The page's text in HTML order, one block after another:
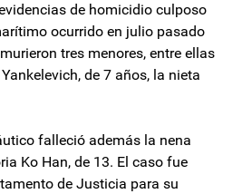
de homicidio culposo
ocurrido en julio pasado
tres menores, entre ellas
de 7 años, la nieta
falleció además la nena
Ko Han, de 13. El caso fue
de Justicia para su